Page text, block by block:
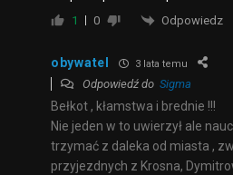
1 0 Odpowiedz
obywatel 3 lata temu
Odpowiedź do Sigma
Bełkot , kłamstwa i brednie !!!
Nie jeden w to uwierzył ale
trzymać z daleka od miasta ,
przyjezdnych z Krosna,